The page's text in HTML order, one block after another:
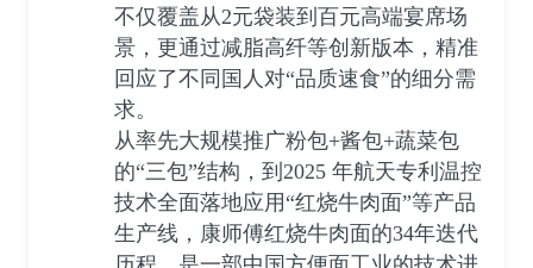
不仅覆盖从2元袋装到百元高端宴席场
景，更通过减脂高纤等创新版本，精准
回应了不同国人对“品质速食”的细分需
求。
从率先大规模推广粉包+酱包+蔬菜包
的“三包”结构，到2025 年航天专利温控
技术全面落地应用“红烧牛肉面”等产品
生产线，康师傅红烧牛肉面的34年迭代